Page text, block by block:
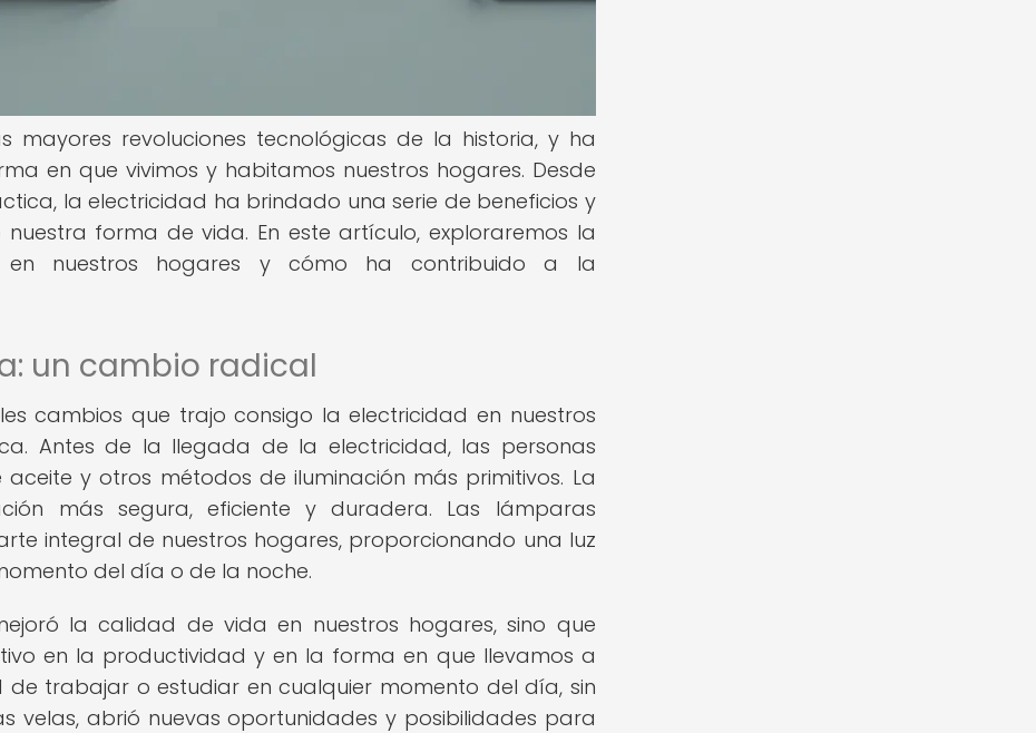
mayores revoluciones tecnológicas de la historia, y ha
en que vivimos y habitamos nuestros hogares. Desde
la electricidad ha brindado una serie de beneficios y
forma de vida. En este artículo, exploraremos la
nuestros hogares y cómo ha contribuido a la
un cambio radical
cambios que trajo consigo la electricidad en nuestros
Antes de la llegada de la electricidad, las personas
y otros métodos de iluminación más primitivos. La
más segura, eficiente y duradera. Las lámparas
integral de nuestros hogares, proporcionando una luz
del día o de la noche.
la calidad de vida en nuestros hogares, sino que
en la productividad y en la forma en que llevamos a
trabajar o estudiar en cualquier momento del día, sin
velas, abrió nuevas oportunidades y posibilidades para